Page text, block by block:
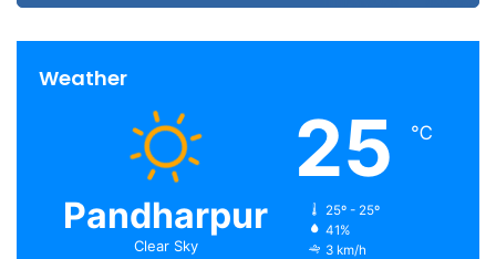
Weather
Pandharpur
Clear Sky
25 ℃
25º - 25º
41%
3 km/h